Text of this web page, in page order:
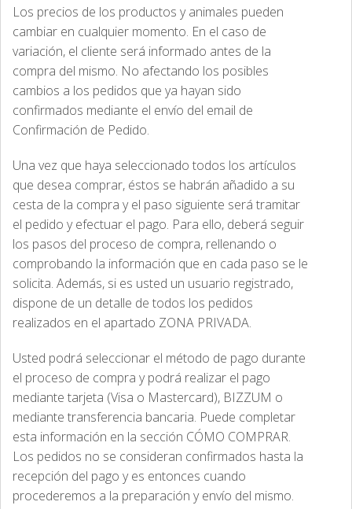
Los precios de los productos y animales pueden
cambiar en cualquier momento. En el caso de
variación, el cliente será informado antes de la
compra del mismo. No afectando los posibles
cambios a los pedidos que ya hayan sido
confirmados mediante el envío del email de
Confirmación de Pedido.
Una vez que haya seleccionado todos los artículos
que desea comprar, éstos se habrán añadido a su
cesta de la compra y el paso siguiente será tramitar
el pedido y efectuar el pago. Para ello, deberá seguir
los pasos del proceso de compra, rellenando o
comprobando la información que en cada paso se le
solicita. Además, si es usted un usuario registrado,
dispone de un detalle de todos los pedidos
realizados en el apartado ZONA PRIVADA.
Usted podrá seleccionar el método de pago durante
el proceso de compra y podrá realizar el pago
mediante tarjeta (Visa o Mastercard), BIZZUM o
mediante transferencia bancaria. Puede completar
esta información en la sección CÓMO COMPRAR.
Los pedidos no se consideran confirmados hasta la
recepción del pago y es entonces cuando
procederemos a la preparación y envío del mismo.